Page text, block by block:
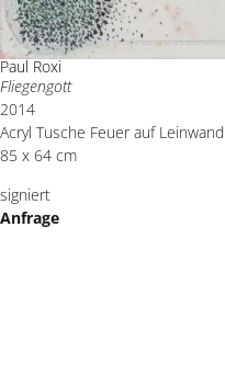
Paul Roxi
Fliegengott
2014
Acryl Tusche Feuer auf Leinwand
85 x 64 cm
signiert
Anfrage